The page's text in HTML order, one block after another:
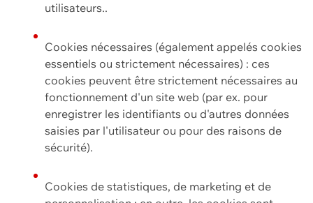
utilisateurs..
Cookies nécessaires (également appelés cookies
essentiels ou strictement nécessaires) : ces
cookies peuvent être strictement nécessaires au
fonctionnement d'un site web (par ex. pour
enregistrer les identifiants ou d'autres données
saisies par l'utilisateur ou pour des raisons de
sécurité).
Cookies de statistiques, de marketing et de